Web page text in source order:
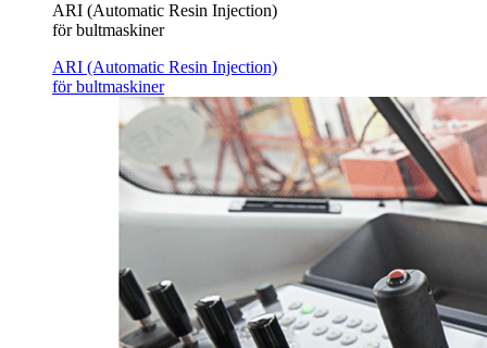
ARI (Automatic Resin Injection)
för bultmaskiner
ARI (Automatic Resin Injection)
för bultmaskiner